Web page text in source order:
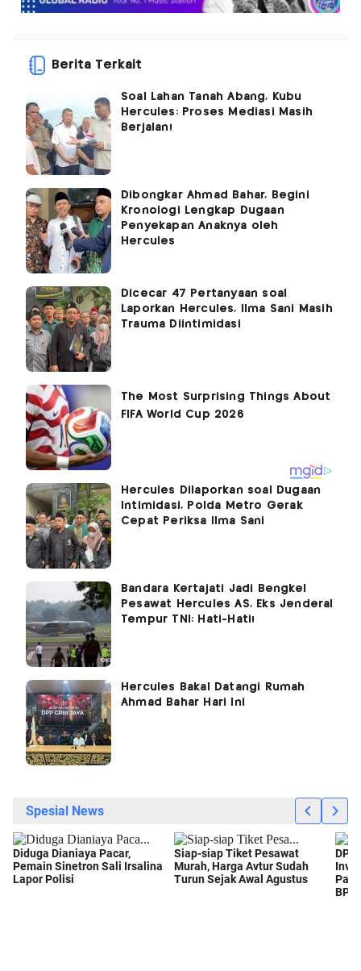
Berita Terkait
Soal Lahan Tanah Abang, Kubu
Hercules: Proses Mediasi Masih
Berjalan!
Dibongkar Ahmad Bahar, Begini
Kronologi Lengkap Dugaan
Penyekapan Anaknya oleh
Hercules
Dicecar 47 Pertanyaan soal
Laporkan Hercules, Ilma Sani Masih
Trauma Diintimidasi
Hercules Dilaporkan soal Dugaan
Intimidasi, Polda Metro Gerak
Cepat Periksa Ilma Sani
Bandara Kertajati Jadi Bengkel
Pesawat Hercules AS, Eks Jenderal
Tempur TNI: Hati-Hati!
Hercules Bakal Datangi Rumah
Ahmad Bahar Hari Ini